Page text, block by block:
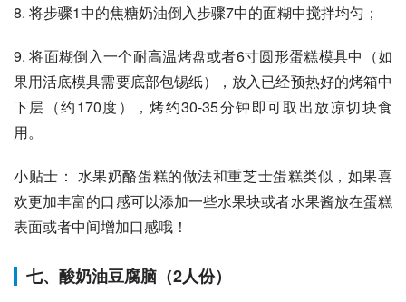
8. 将步骤1中的焦糖奶油倒入步骤7中的面糊中搅拌均匀；
9. 将面糊倒入一个耐高温烤盘或者6寸圆形蛋糕模具中（如
果用活底模具需要底部包锡纸），放入已经预热好的烤箱中
下层（约170度），烤约30-35分钟即可取出放凉切块食
用。
小贴士： 水果奶酪蛋糕的做法和重芝士蛋糕类似，如果喜
欢更加丰富的口感可以添加一些水果块或者水果酱放在蛋糕
表面或者中间增加口感哦！
七、酸奶油豆腐脑（2人份）